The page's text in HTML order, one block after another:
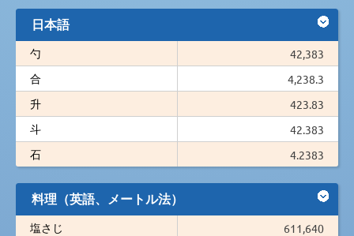
日本語
勺
42,383
合
4,238.3
升
423.83
斗
42.383
石
4.2383
料理（英語、メートル法）
塩さじ
611,640